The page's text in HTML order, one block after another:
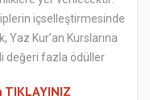
içselleştirmesinde
Yaz Kur’an Kurslarına
değeri fazla ödüller